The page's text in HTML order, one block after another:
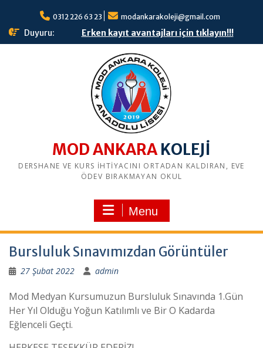
p
0312 226 63 23 modankarakoleji@gmail.com
Duyuru: Erken kayıt avantajları için tıklayın!!!
MOD ANKARA
DERSHANE VE KURS İHTİYACINI ORTADAN KALDIRAN, EVE
ÖDEV BIRAKMAYAN OKUL
Menu
Bursluluk Sınavımızdan Görüntüler
27 Şubat 2022 admin
Mod Medyan Kursumuzun Bursluluk Sınavında 1.Gün
Her Yıl Olduğu Yoğun Katılımlı ve Bir O Kadarda
Eğlenceli Geçti.